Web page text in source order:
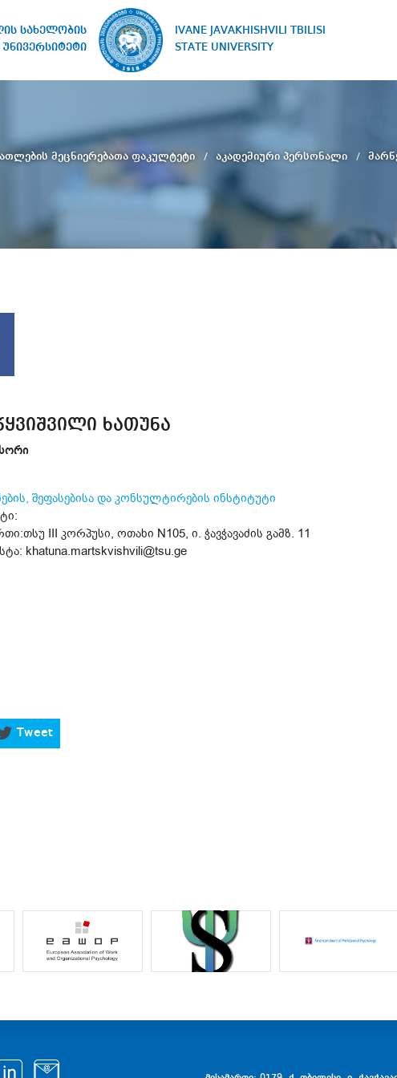
სახელობის
IVANE JAVAKHISHVILI TBILISI
STATE UNIVERSITY
მეცნიერებათა ფაკულტეტი აკადემიური პერსონალი
ხათუნა
შეფასებისა და კონსულტირების ინსტიტუტი
III კორპუსი, ოთახი N105, ი. ჭავჭავაძის გამზ. 11
khatuna.martskvishvili@tsu.ge
Tweet